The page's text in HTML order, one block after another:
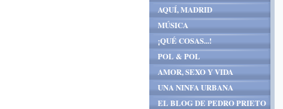
AQUÍ, MADRID
MÚSICA
¡QUÉ COSAS...!
POL & POL
AMOR, SEXO Y VIDA
UNA NINFA URBANA
EL BLOG DE PEDRO PRIETO